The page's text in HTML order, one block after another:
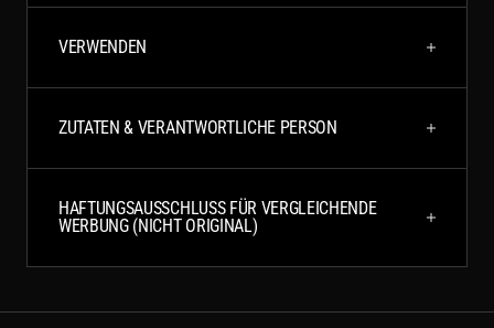
VERWENDEN
ZUTATEN & VERANTWORTLICHE PERSON
HAFTUNGSAUSSCHLUSS FÜR VERGLEICHENDE
WERBUNG (NICHT ORIGINAL)